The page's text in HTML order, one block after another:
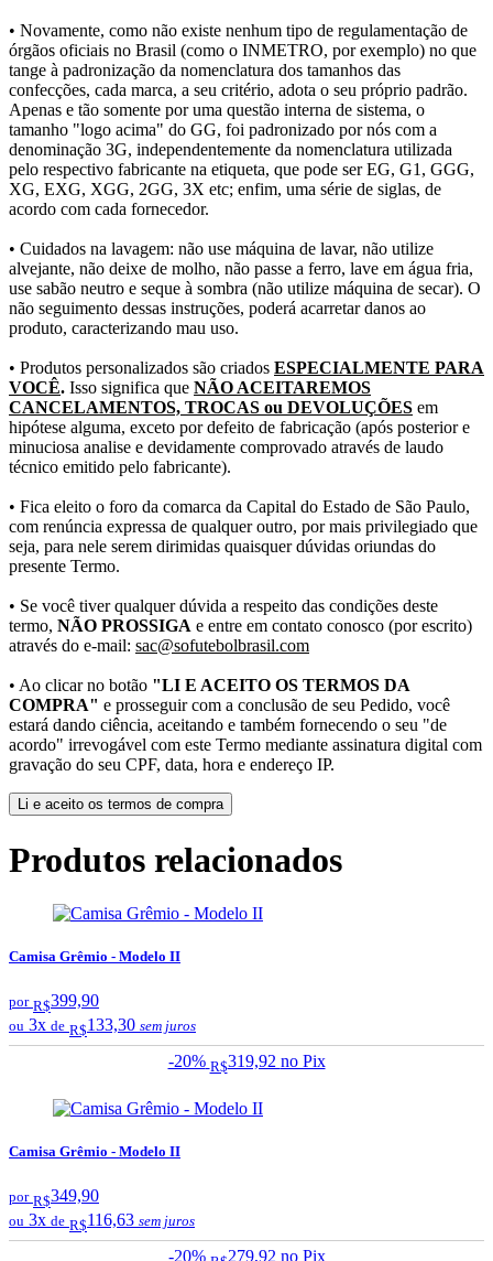
• Novamente, como não existe nenhum tipo de regulamentação de
órgãos oficiais no Brasil (como o INMETRO, por exemplo) no que
tange à padronização da nomenclatura dos tamanhos das
confecções, cada marca, a seu critério, adota o seu próprio padrão.
Apenas e tão somente por uma questão interna de sistema, o
tamanho "logo acima" do GG, foi padronizado por nós com a
denominação 3G, independentemente da nomenclatura utilizada
pelo respectivo fabricante na etiqueta, que pode ser EG, G1, GGG,
XG, EXG, XGG, 2GG, 3X etc; enfim, uma série de siglas, de
acordo com cada fornecedor.
• Cuidados na lavagem: não use máquina de lavar, não utilize
alvejante, não deixe de molho, não passe a ferro, lave em água fria,
use sabão neutro e seque à sombra (não utilize máquina de secar). O
não seguimento dessas instruções, poderá acarretar danos ao
produto, caracterizando mau uso.
• Produtos personalizados são criados ESPECIALMENTE PARA
VOCÊ. Isso significa que NÃO ACEITAREMOS
CANCELAMENTOS, TROCAS ou DEVOLUÇÕES em
hipótese alguma, exceto por defeito de fabricação (após posterior e
minuciosa analise e devidamente comprovado através de laudo
técnico emitido pelo fabricante).
• Fica eleito o foro da comarca da Capital do Estado de São Paulo,
com renúncia expressa de qualquer outro, por mais privilegiado que
seja, para nele serem dirimidas quaisquer dúvidas oriundas do
presente Termo.
• Se você tiver qualquer dúvida a respeito das condições deste
termo, NÃO PROSSIGA e entre em contato conosco (por escrito)
através do e-mail: sac@sofutebolbrasil.com
• Ao clicar no botão "LI E ACEITO OS TERMOS DA
COMPRA" e prosseguir com a conclusão de seu Pedido, você
estará dando ciência, aceitando e também fornecendo o seu "de
acordo" irrevogável com este Termo mediante assinatura digital com
gravação do seu CPF, data, hora e endereço IP.
Li e aceito os termos de compra
Produtos relacionados
Camisa Grêmio - Modelo II
por R$399,90
ou 3x de R$133,30 sem juros
-20% R$319,92 no Pix
Camisa Grêmio - Modelo II
por R$349,90
ou 3x de R$116,63 sem juros
-20% 279,92 no Pix